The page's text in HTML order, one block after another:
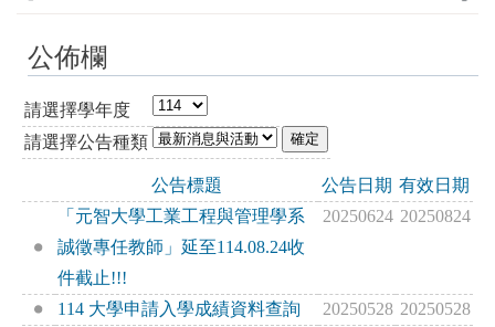
公佈欄
請選擇學年度
請選擇公告種類
公告標題 公告日期 有效日期
「元智大學工業工程與管理學系
誠徵專任教師」延至114.08.24收
件截止!!!
20250624 20250824
114 大學申請入學成績資料查詢 20250528 20250528